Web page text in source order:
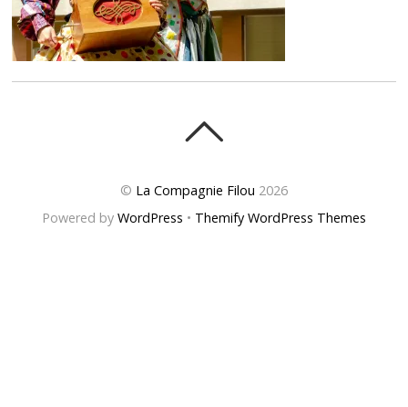
© La Compagnie Filou 2026
Powered by WordPress • Themify WordPress Themes